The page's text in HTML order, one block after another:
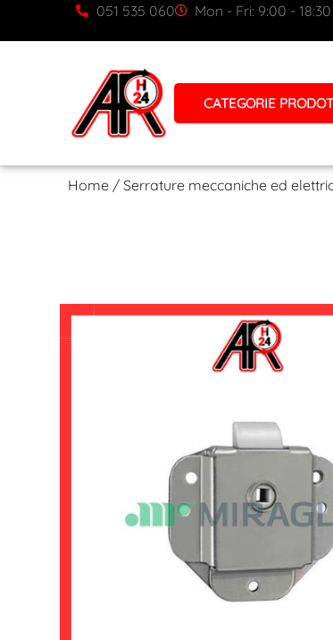
051 535 060 Mon - Fri: 9:00 - 18:30
CATEGORIE
Home /Serrature meccaniche ed